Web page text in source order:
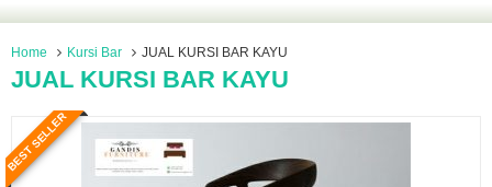
Home Kursi Bar JUAL KURSI BAR KAYU
JUAL KURSI BAR KAYU
BEST SELLER